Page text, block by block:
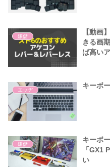
嫌儲
【動画
きる画
ば高い
エッヂ
キーボ
嫌儲
キーボ
「GX1
い